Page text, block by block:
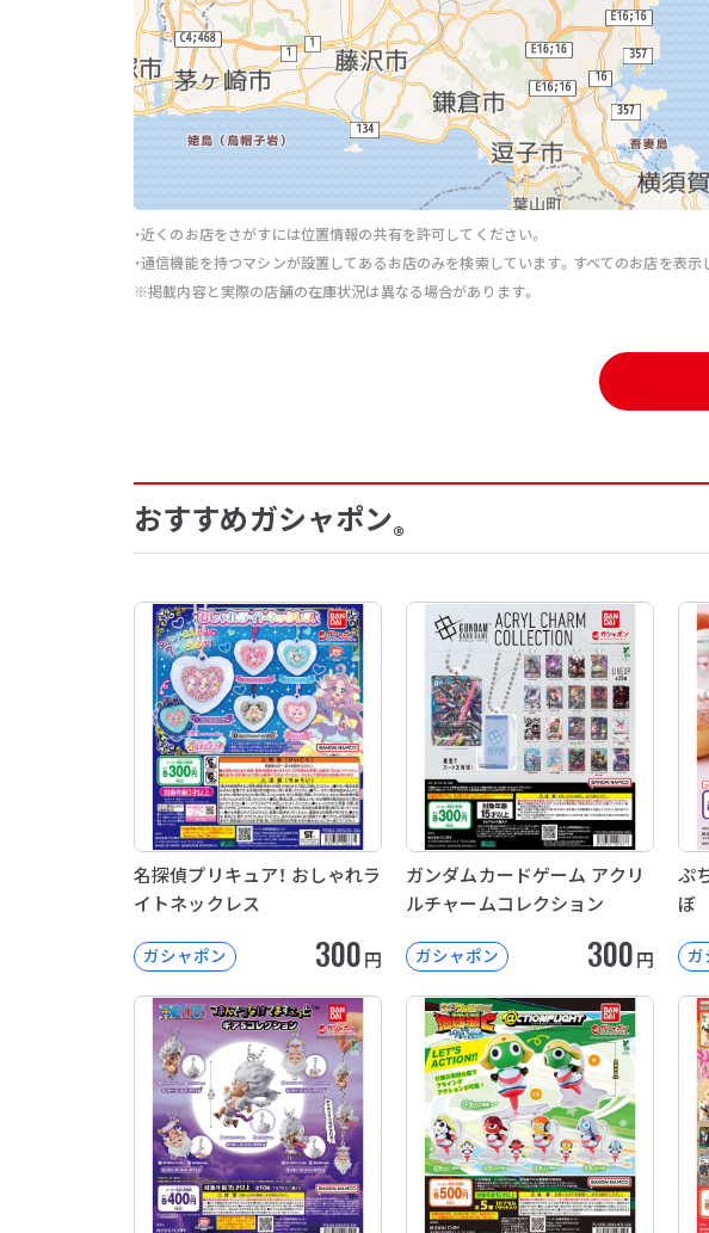
・近くのお店をさがすには位置情報の共有を許可してください。
・通信機能を持つマシンが設置してあるお店のみを検索しています。すべてのお店を表示
※掲載内容と実際の店舗の在庫状況は異なる場合があります。
おすすめガシャポン®
名探偵プリキュア！ おしゃれラ
イトネックレス
ガシャポン 300円
ガンダムカードゲーム アクリ
ルチャームコレクション
ガシャポン 300円
ぷ
ぼ
ガ